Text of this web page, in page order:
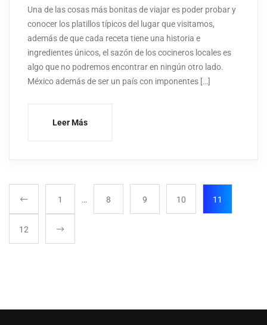
Una de las cosas más bonitas de viajar es poder probar y
conocer los platillos típicos del lugar que visitamos,
además de que cada receta tiene una historia e
ingredientes únicos, el sazón de los cocineros locales es
algo que no podremos encontrar en ningún otro lado.
México además de ser un país con imponentes […]
Leer Más
1 … 8 9 10 11
12